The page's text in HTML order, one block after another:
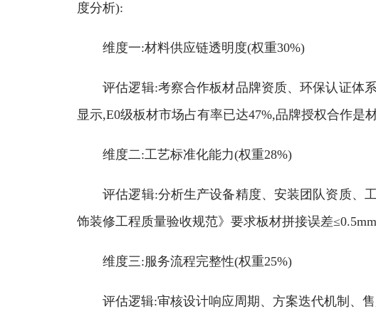
度分析):
维度一:材料供应链透明度(权重30%)
评估逻辑:考察合作板材品牌资质、环保认证体
显示,E0级板材市场占有率已达47%,品牌授权合作是
维度二:工艺标准化能力(权重28%)
评估逻辑:分析生产设备精度、安装团队资质、
饰装修工程质量验收规范》要求板材拼接误差
维度三:服务流程完整性(权重25%)
评估逻辑:审核设计响应周期、方案迭代机制、售